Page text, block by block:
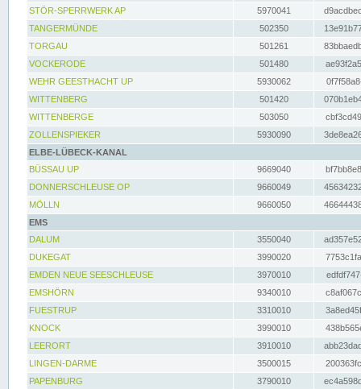
STÖR-SPERRWERK AP 5970041
TANGERMÜNDE
502350
TORGAU
501261
VOCKERODE
501480
WEHR GEESTHACHT UP
5930062
WITTENBERG
501420
WITTENBERGE
503050
ZOLLENSPIEKER
5930090
ELBE-LÜBECK-KANAL
BÜSSAU UP
9669040
DONNERSCHLEUSE OP
9660049
MÖLLN
9660050
EMS
DALUM
3550040
DUKEGAT
3990020
EMDEN NEUE SEESCHLEUSE
3970010
EMSHÖRN
9340010
FUESTRUP
3310010
KNOCK
3990010
LEERORT
3910010
LINGEN-DARME
3500015
PAPENBURG
3790010